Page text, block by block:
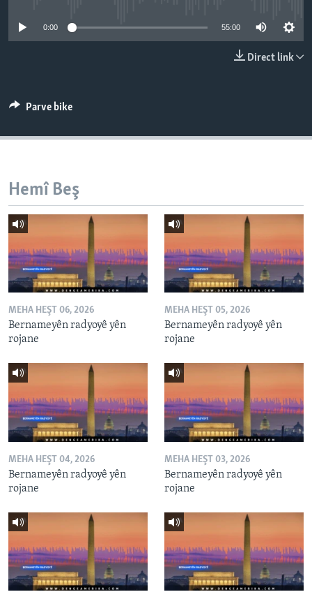
SERNIVÎS
Learning English
FOLLOW US
Zimanên Din
0:00 55:00
Direct link
Parve bike
Hemî Beş
MEHA HEŞT 06, 2026
Bernameyên radyoyê yên
rojane
MEHA HEŞT 05, 2026
Bernameyên radyoyê yên
rojane
MEHA HEŞT 04, 2026
Bernameyên radyoyê yên
rojane
MEHA HEŞT 03, 2026
Bernameyên radyoyê yên
rojane